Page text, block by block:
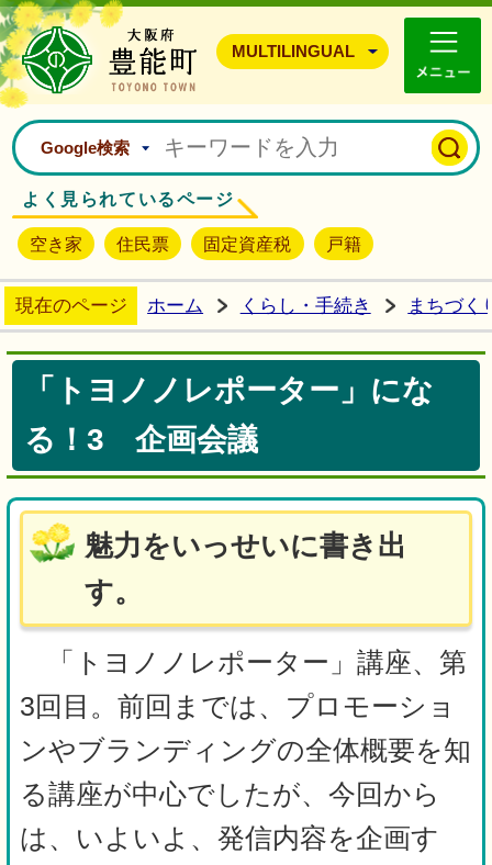
豊能町ホームページ
MULTILINGUAL
Google検索
よく見られているページ
空き家 住民票 固定資産税 戸籍
現在のページ ホーム くらし・手続き まちづく
「トヨノノレポーター」にな
る！3 企画会議
魅力をいっせいに書き出
す。
「トヨノノレポーター」講座、第
3回目。前回までは、プロモーショ
ンやブランディングの全体概要を知
る講座が中心でしたが、今回から
は、いよいよ、発信内容を企画す